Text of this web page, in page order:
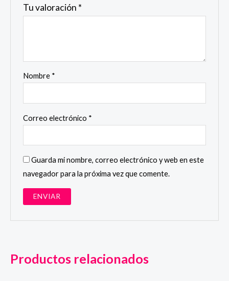
Tu valoración *
Nombre *
Correo electrónico *
Guarda mi nombre, correo electrónico y web en este
navegador para la próxima vez que comente.
Productos relacionados